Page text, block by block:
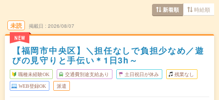
新着順 時給順
未読
NEW
掲載日 2026/08/07
【福岡市中央区】＼担任なしで負担少なめ／遊
びの見守りと手伝い＊1日3h～
職種未経験OK 交通費別途支給あり 土日祝日が休み 残業なし
WEB登録OK 派遣